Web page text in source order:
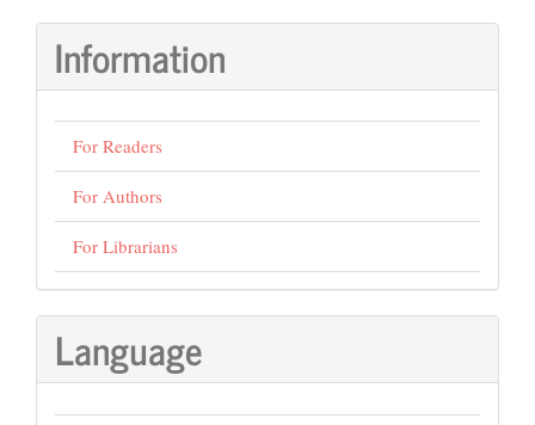
Information
For Readers
For Authors
For Librarians
Language